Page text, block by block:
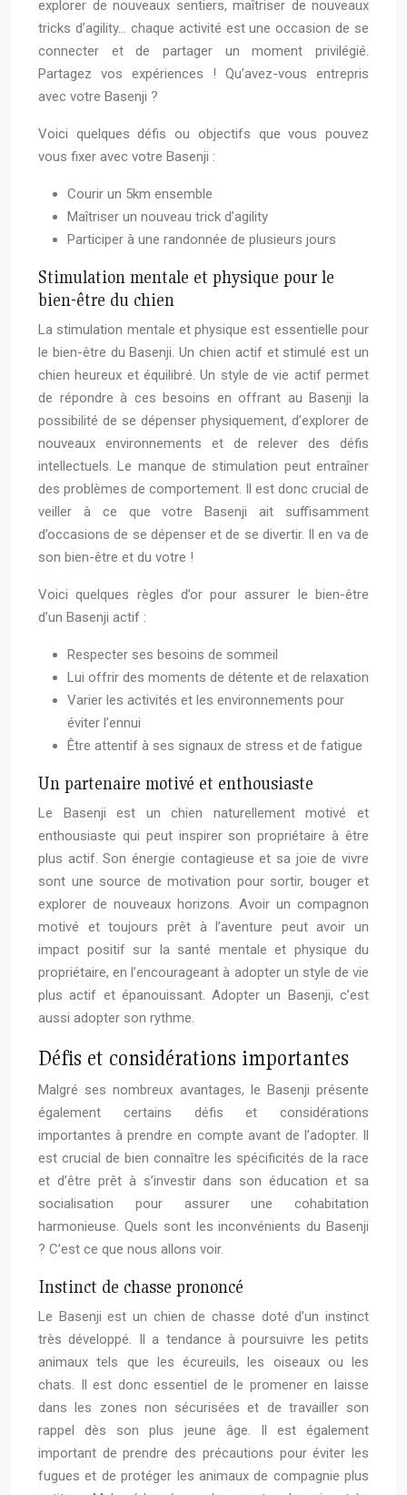
explorer de nouveaux sentiers, maîtriser de nouveaux
tricks d’agility… chaque activité est une occasion de se
connecter et de partager un moment privilégié.
Partagez vos expériences ! Qu’avez-vous entrepris
avec votre Basenji ?
Voici quelques défis ou objectifs que vous pouvez
vous fixer avec votre Basenji :
Courir un 5km ensemble
Maîtriser un nouveau trick d’agility
Participer à une randonnée de plusieurs jours
Stimulation mentale et physique pour le
bien-être du chien
La stimulation mentale et physique est essentielle pour
le bien-être du Basenji. Un chien actif et stimulé est un
chien heureux et équilibré. Un style de vie actif permet
de répondre à ces besoins en offrant au Basenji la
possibilité de se dépenser physiquement, d’explorer de
nouveaux environnements et de relever des défis
intellectuels. Le manque de stimulation peut entraîner
des problèmes de comportement. Il est donc crucial de
veiller à ce que votre Basenji ait suffisamment
d’occasions de se dépenser et de se divertir. Il en va de
son bien-être et du votre !
Voici quelques règles d’or pour assurer le bien-être
d’un Basenji actif :
Respecter ses besoins de sommeil
Lui offrir des moments de détente et de relaxation
Varier les activités et les environnements pour
éviter l’ennui
Être attentif à ses signaux de stress et de fatigue
Un partenaire motivé et enthousiaste
Le Basenji est un chien naturellement motivé et
enthousiaste qui peut inspirer son propriétaire à être
plus actif. Son énergie contagieuse et sa joie de vivre
sont une source de motivation pour sortir, bouger et
explorer de nouveaux horizons. Avoir un compagnon
motivé et toujours prêt à l’aventure peut avoir un
impact positif sur la santé mentale et physique du
propriétaire, en l’encourageant à adopter un style de vie
plus actif et épanouissant. Adopter un Basenji, c’est
aussi adopter son rythme.
Défis et considérations importantes
Malgré ses nombreux avantages, le Basenji présente
également certains défis et considérations
importantes à prendre en compte avant de l’adopter. Il
est crucial de bien connaître les spécificités de la race
et d’être prêt à s’investir dans son éducation et sa
socialisation pour assurer une cohabitation
harmonieuse. Quels sont les inconvénients du Basenji
? C’est ce que nous allons voir.
Instinct de chasse prononcé
Le Basenji est un chien de chasse doté d’un instinct
très développé. Il a tendance à poursuivre les petits
animaux tels que les écureuils, les oiseaux ou les
chats. Il est donc essentiel de le promener en laisse
dans les zones non sécurisées et de travailler son
rappel dès son plus jeune âge. Il est également
important de prendre des précautions pour éviter les
fugues et de protéger les animaux de compagnie plus